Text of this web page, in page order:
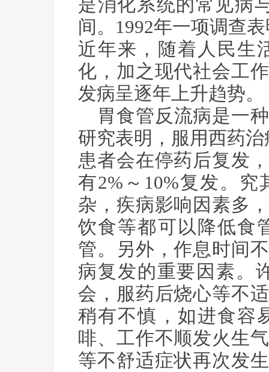
是消化系统的常见病
间。1992年一项调查
近年来，随着人民生
化，加之现代社会工
发病呈逐年上升趋势。
胃食管反流病是一
研究表明，服用西药
患者会在停药后复发
有2%～10%复发。
杂，疾病影响因素多
饮食等都可以降低食
管。另外，作息时间
病复发的重要因素
会，服药后烧心等不
稍有不慎，如进食容
啡、工作不顺发火生
等不舒适症状再次发